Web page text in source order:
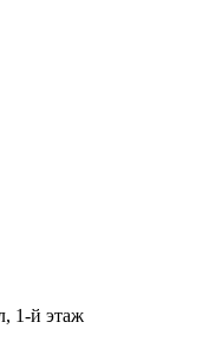
1-й этаж